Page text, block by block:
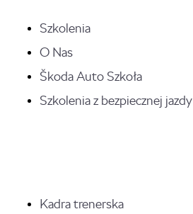
Szkolenia
O Nas
Škoda Auto Szkoła
Szkolenia z bezpiecznej jazdy
Kadra trenerska